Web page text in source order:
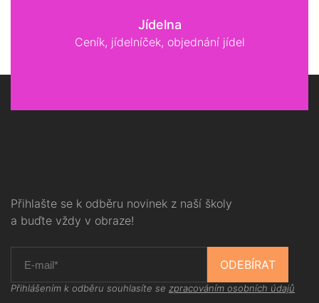
Jídelna
Ceník, jídelníček, objednání jídel
Přihlašte se k odběru novinek z naší školy
a buďte vždy v obraze!
ODEBÍRAT
Přihlášením k odběru souhlasíte se zpracováním osobních údajů